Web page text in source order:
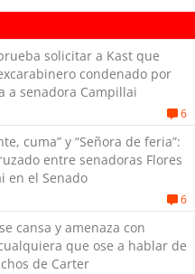
solicitar a Kast que
condenado por
a senadora Campillai
6
cuma” y “Señora de feria”:
entre senadoras Flores
en el Senado
6
cansa y amenaza con
que ose a hablar de
de Carter